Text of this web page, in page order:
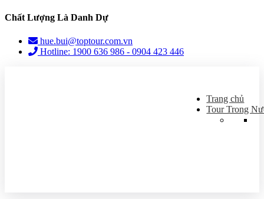
Chất Lượng Là Danh Dự
hue.bui@toptour.com.vn
Hotline: 1900 636 986 - 0904 423 446
Trang chủ
Tour Trong